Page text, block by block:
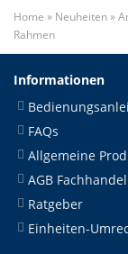
Home » Neuheiten»
Rahmen
Informationen
FAQs
Allgemeine
AGB Fachhandel
Ratgeber
Einheiten-